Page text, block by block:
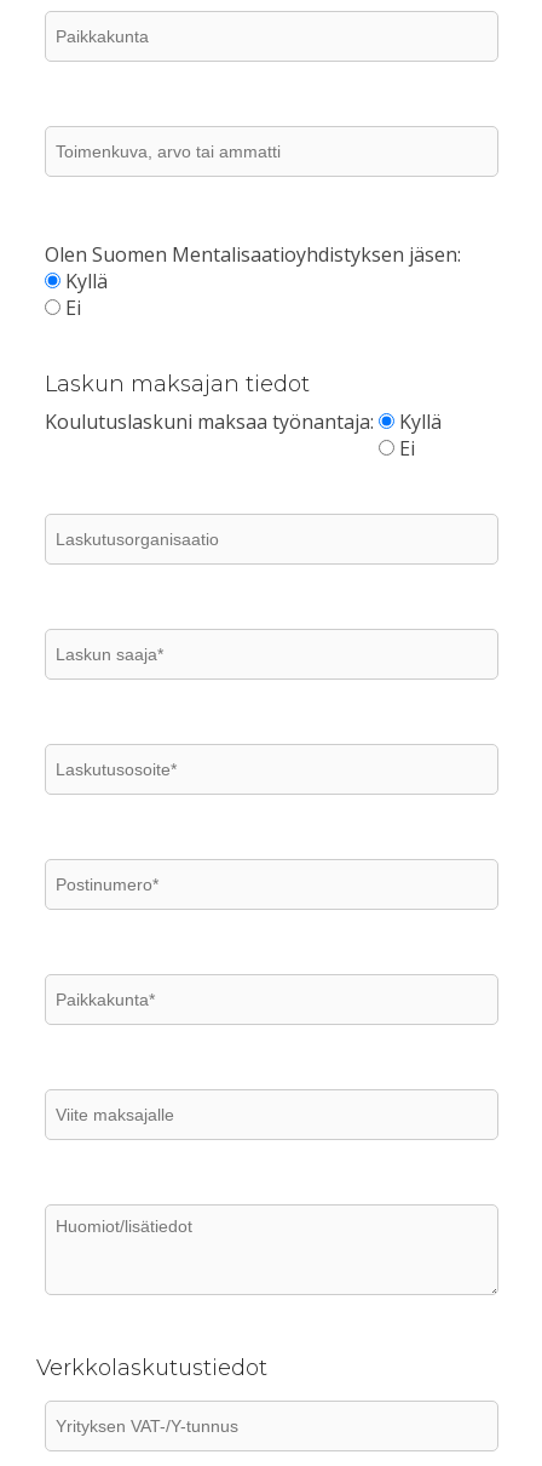
Olen Suomen Mentalisaatioyhdistyksen jäsen:
Kyllä
Ei
Laskun maksajan tiedot
Koulutuslaskuni maksaa työnantaja:
Kyllä
Ei
Verkkolaskutustiedot